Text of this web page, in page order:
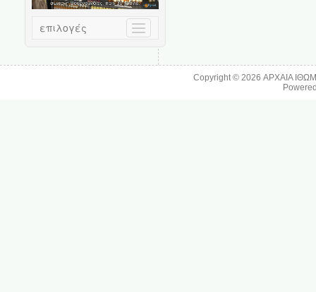
Copyright © 2026ΑΡΧΑΙΑ